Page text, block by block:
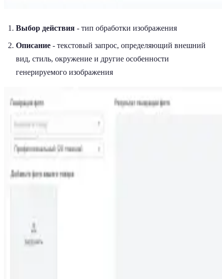
Выбор действия - тип обработки изображения
Описание - текстовый запрос, определяющий внешний
вид, стиль, окружение и другие особенности
генерируемого изображения